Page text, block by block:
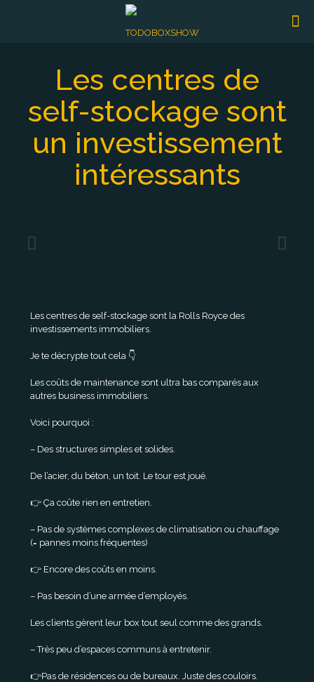
Les centres de
self-stockage sont
un investissement
intéressants
Les centres de self-stockage sont la Rolls Royce des
investissements immobiliers.
Je te décrypte tout cela 👇
Les coûts de maintenance sont ultra bas comparés aux
autres business immobiliers.
Voici pourquoi :
– Des structures simples et solides.
De l’acier, du béton, un toit. Le tour est joué.
👉 Ça coûte rien en entretien.
– Pas de systèmes complexes de climatisation ou chauffage
(= pannes moins fréquentes)
👉 Encore des coûts en moins.
– Pas besoin d’une armée d’employés.
Les clients gèrent leur box tout seul comme des grands.
– Très peu d’espaces communs à entretenir.
👉Pas de résidences ou de bureaux. Juste des couloirs.